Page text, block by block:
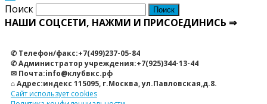
Поиск
НАШИ СОЦСЕТИ, НАЖМИ И ПРИСОЕДИНИСЬ ⇒
✆ Телефон/факс:+7(499)237-05-84
✆ Администратор учреждения:+7(925)344-13-44
✉ Почта:info@клубвкс.рф
⌂ Адрес:индекс 115095, г.Москва, ул.Павловская,д.8.
Сайт использует cookies